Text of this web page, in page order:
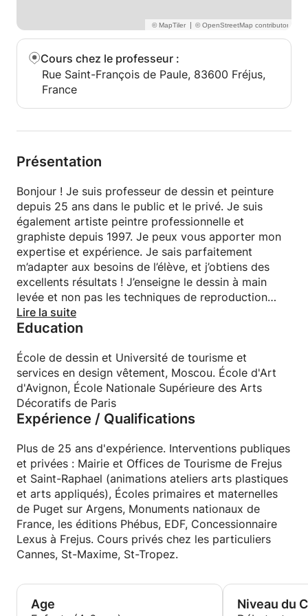
C. Cours INDIVIDUELS chez moi, à mon atelier
d’artiste ou via webcam en ligne
1. Cours de dessin et peinture, technique de votre
choix.
3. Audit et conseil : évaluation de votre niveau,
composition du dossier, préparation concours
DNMADE (diplôme national des métiers d’art et du
design) et Écoles d’Art.
Je vous enseigne :
• Les bases du dessin classique : construction,
composition, volume, tons, contrastes.
• Les techniques de graphite, fusain, pastels.
• Les bases de la peinture figurative et réaliste :
mélanges de couleurs, technique d’approche.
• Les techniques de l’huile, acrylique, aquarelle.
• Les bases de la composition et de la mise en
page.
Débutantes acceptées.
Durée des cours :
Collectifs :
• En ligne : 1h45 + correction par e-mail de vos
réalisations (2h sont facturées)
• À l’atelier : 2h
Individuels :
• À mon atelier : minimum 1h30
• Chez vous : minimum 2h
|
Cours chez le professeur :
Rue Saint-François de Paule, 83600 Fréjus,
France
Présentation
Bonjour ! Je suis professeur de dessin et peinture
depuis 25 ans dans le public et le privé. Je suis
également artiste peintre professionnelle et
graphiste depuis 1997. Je peux vous apporter mon
expertise et expérience. Je sais parfaitement
m’adapter aux besoins de l’élève, et j’obtiens des
excellents résultats ! J’enseigne le dessin à main
levée et non pas les techniques de reproduction
comme le quadrillage qui ne permet pas d’apprendre
à dessiner. Vous pouvez aussi apprendre à peindre
ou essayer et approfondir les techniques sèches en
dessin : pastels secs et gras, encre, fusain, graphite,
crayons, feutres. Plutôt que d’en parler, pourquoi ne
pas essayer directement ? Réservez un cours en
groupe ou individuel et découvrez par vous-même
attends pour partager ma passion et mon savoir-
faire !
Lire la suite
Education
École de dessin et Université de tourisme et
services en design vêtement, Moscou. École d'Art
d'Avignon, École Nationale Supérieure des Arts
Décoratifs de Paris
Expérience / Qualifications
Plus de 25 ans d'expérience. Interventions publiques
et privées : Mairie et Offices de Tourisme de Frejus
et Saint-Raphael (animations ateliers arts plastiques
et arts appliqués), Écoles primaires et maternelles
de Puget sur Argens, Monuments nationaux de
France, les éditions Phébus, EDF, Concessionnaire
Lexus à Frejus. Cours privés chez les particuliers
Cannes, St-Maxime, St-Tropez.
Age Niveau du